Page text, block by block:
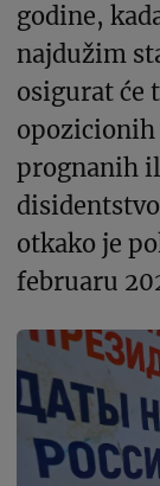
godine,
najdužim
osigurat će
prognanih
otkako je
februaru